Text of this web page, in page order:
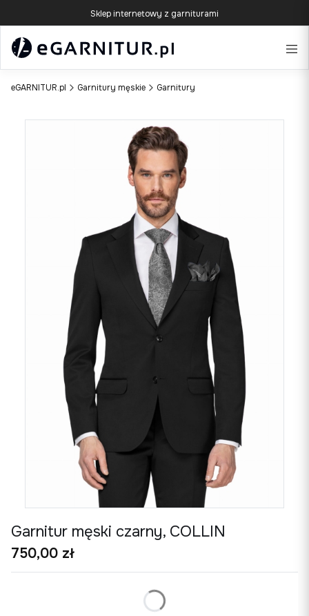
Sklep internetowy z garniturami
eGARNITUR.pl Garnitury męskie Garnitury
Garnitur męski czarny, COLLIN
Cena
750,00 zł